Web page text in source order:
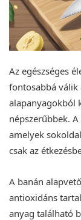
Az egészséges
fontosabbá válik
alapanyagokból
népszerűbbek.
amelyek
csak az
A banán
antioxidáns
anyag található